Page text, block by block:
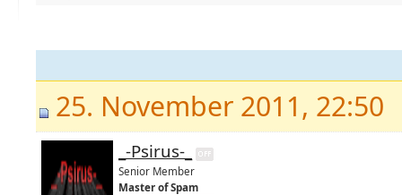
25. November 2011, 22:50
_-Psirus-_
Senior Member
Master of Spam